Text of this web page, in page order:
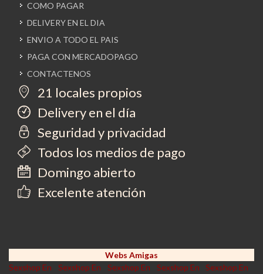
COMO PAGAR
DELIVERY EN EL DIA
ENVIO A TODO EL PAIS
PAGA CON MERCADOPAGO
CONTACTENOS
21 locales propios
Delivery en el día
Seguridad y privacidad
Todos los medios de pago
Domingo abierto
Excelente atención
Webs Amigas
Sexshop En
Sexshop En
Sexshop En
Sexshop En
Sexshop En